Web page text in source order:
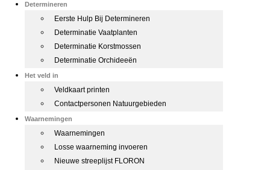
Determineren
Eerste Hulp Bij Determineren
Determinatie Vaatplanten
Determinatie Korstmossen
Determinatie Orchideeën
Het veld in
Veldkaart printen
Contactpersonen Natuurgebieden
Waarnemingen
Waarnemingen
Losse waarneming invoeren
Nieuwe streeplijst FLORON